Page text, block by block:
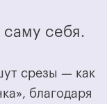
саму себя.
срезы — как
благодаря